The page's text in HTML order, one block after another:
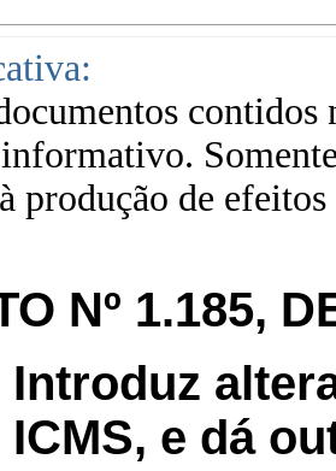
contidos
produção de
Nº 1.185,
Introduz
ICMS, e dá